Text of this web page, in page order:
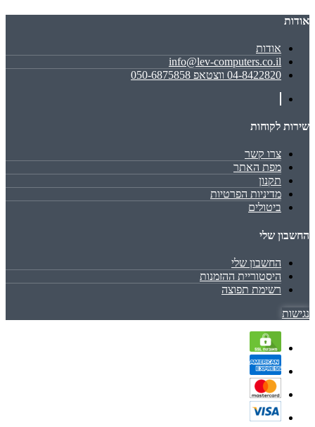
אודות
אודות
info@lev-computers.co.il
04-8422820 ווצטאפ 050-6875858
שירות לקוחות
צרו קשר
מפת האתר
תקנון
מדיניות הפרטיות
ביטולים
החשבון שלי
החשבון שלי
היסטוריית ההזמנות
רשימת תפוצה
נגישות